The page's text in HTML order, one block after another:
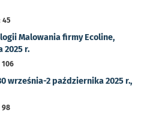
45
Malowania firmy Ecoline,
2025 r.
106
września-2 października 2025 r.,
98